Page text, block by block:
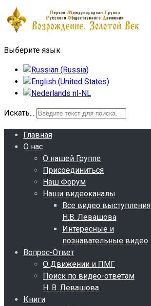
Выберите язык
Искать...
Главная
О нас
О нашей Группе
Присоединиться
Наш Форум
Наши видеоканалы
Все видео выступления
Н.В. Левашова
Интересные и
познавательные видео
Вопрос-Ответ
О Движении и ПМГ
Поиск по видео-ответам
Н. В. Левашова
Книги